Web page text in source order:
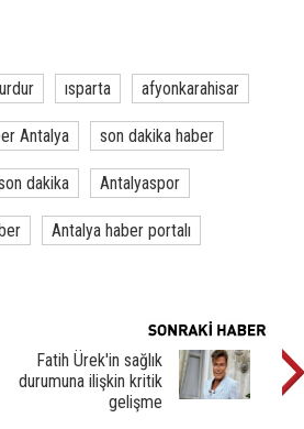
ısparta afyonkarahisar
Antalya son dakika haber
dakika Antalyaspor
Antalya haber portalı
Fatih Ürek'in sağlık
durumuna ilişkin kritik
gelişme